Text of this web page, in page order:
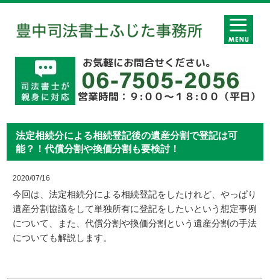
法定相続分による相続登記後の遺産分割で登記は可
能？！代償分割や換価分割も要検討！
2020/07/16
今回は、法定相続分による相続登記をしたけれど、やっぱり
遺産分割協議をして単独所有に登記をしたいという想定事例
について、また、代償分割や換価分割という遺産分割の手法
についても解説します。